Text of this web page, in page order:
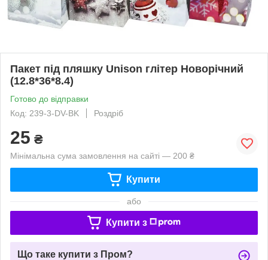
Пакет під пляшку Unison глітер Новорічний
(12.8*36*8.4)
Готово до відправки
Код: 239-3-DV-BK
Роздріб
25 ₴
Мінімальна сума замовлення на сайті — 200 ₴
Купити
або
Купити з
Що таке купити з Пром?